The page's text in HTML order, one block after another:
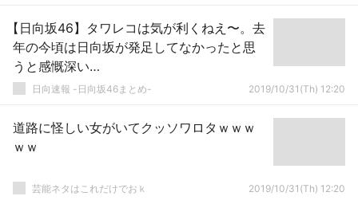
【日向坂46】タワレコは気が利くねえ〜。去
年の今頃は日向坂が発足してなかったと思
うと感慨深い…
日向速報 -日向坂46まとめ- 2019/10/31(Th) 12:20
道路に怪しい女がいてクッソワロタｗｗｗ
ｗｗ
芸能ネタはこれだけでおｋ 2019/10/31(Th) 12:20